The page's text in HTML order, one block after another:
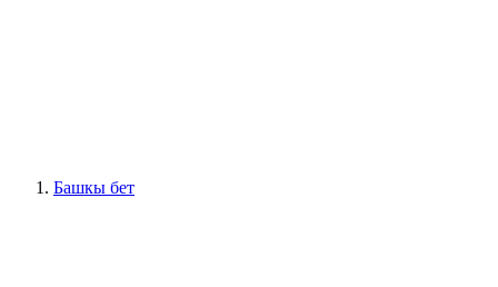
Башкы бет